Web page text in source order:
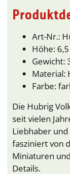
Art-Nr.:
Höhe:
Gewicht:
Material:
Farbe:
Die Hubrig
seit vielen
Liebhaber
fasziniert von
Miniaturen
Details.